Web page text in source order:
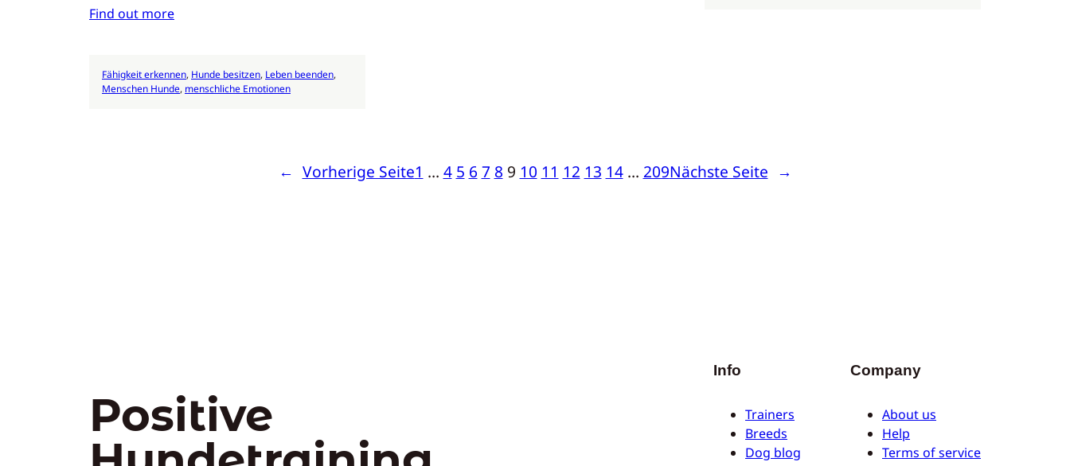
Find out more
Fähigkeit erkennen, Hunde besitzen, Leben beenden
Menschen Hunde, menschliche Emotionen
← Vorherige Seite1 … 4 5 6 7 8 9 10 11 12 13 14 … 209Nächste Seite →
Positive
Info
Trainers
Breeds
Dog blog
Company
About us
Help
Terms of service